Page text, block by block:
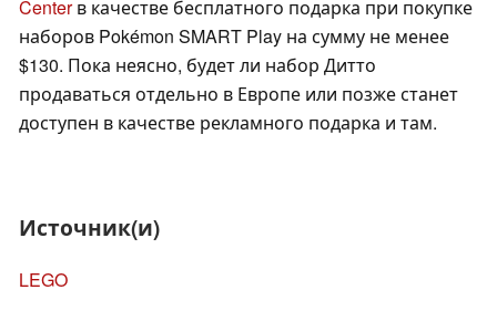
Centerв качестве бесплатного подарка при покупке
наборов Pokémon SMART Play на сумму не менее
$130. Пока неясно, будет ли набор Дитто
продаваться отдельно в Европе или позже станет
доступен в качестве рекламного подарка и там.
Источник(и)
LEGO